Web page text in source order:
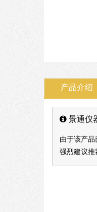
产品介绍
景通仪
由于该产
强烈建议推